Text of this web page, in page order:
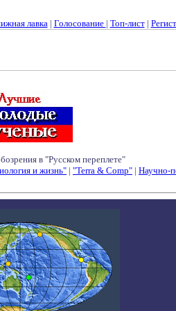
лавка| Голосование | Топ-лист|
в "Русском переплете"
и жизнь" | "Terra & Comp" | Научно-